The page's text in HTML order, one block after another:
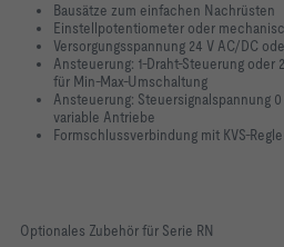
Bausätze zum einfachen Nachrüsten
Einstellpotentiometer oder
Versorgungsspannung 24 V AC/DC
Ansteuerung: 1-Draht-Steuerung oder
für Min-Max-Umschaltung
Ansteuerung: Steuersignalspannung 0
variable Antriebe
Formschlussverbindung mit KVS-
Optionales Zubehör für Serie RN